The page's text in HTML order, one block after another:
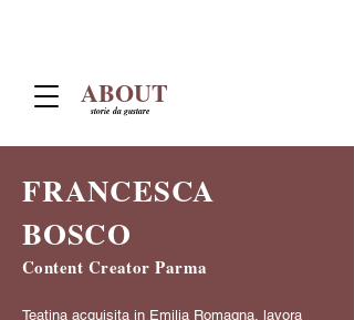
ABOUT
storie da gustare
FRANCESCA
BOSCO
Content Creator Parma
Teatina acquisita in Emilia Romagna, lavora